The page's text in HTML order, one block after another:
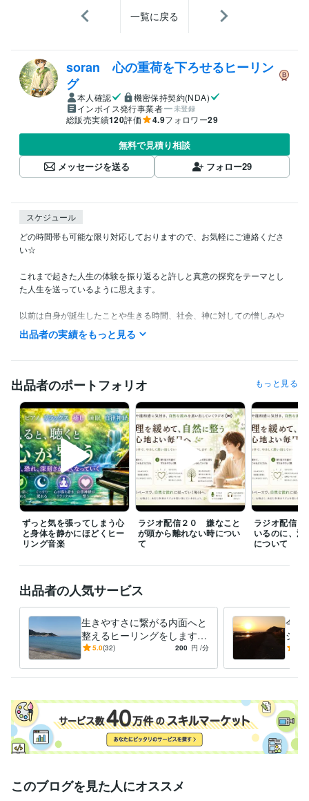
一覧に戻る
soran 心の重荷を下ろせるヒーリン
グ
本人確認
機密保持契約(NDA)
インボイス発行事業者
未登録
総販売実績120評価 4.9フォロワー29
無料で見積り相談
メッセージを送る
フォロー29
スケジュール
どの時間帯も可能な限り対応しておりますので、お気軽にご連絡くださ
い☆
これまで起きた人生の体験を振り返ると許しと真意の探究をテーマとし
た人生を送っているように思えます。
以前は自身が誕生したことや生きる時間、社会、神に対しての憎しみや
蟠りからの解放を求め続けて、現実を一新するために努力して行動して
いました。
をどうしても許すことができなくて、自殺を望んだり、自殺を試みた
り、殺されることを願ったり、死に至るような事件、災害に巻き込まれ
た命に対して羨ましいと思ったり、せめて別の存在に生まれ変わりたい
と思ったり。
そんな心境の中で長い間過ごしていた期間もありました。こんな苦しみ
の時間を過ごすために生まれてきたなんて絶対に許せないと感じていま
した。
ある時に気持ちが晴れる大きな癒しと許しを体感することになりました
が、そこから人生の体験、社会に対する憎しみや蟠りが解けていくよう
な許しと癒しに自然と関心が向かうようになりました。
対人恐怖症、鬱病、心の病、引きこもり、アダルトチルドレン、生き辛
さ、人間不信、友人無し、恋人無し、パートナシップへの苦手意識、自
リチュアル、エンカウンターグループなどの経験、話題は馴染み深いと
営業 / インサイドセールス・内勤営業 経験年数 : 2年
営業 / 営業支援・プリセールス 経験年数 : 2年
物流・購買 / ロジスティクス（物流）
ライフスタイル・その他 / カウンセラー・コーチ 経験年数 : 4年
受賞歴
ほらふきスピーチコンテスト 準優勝 講演会
レギュラーランク昇格
シルバーランク昇格 ゴールドランク昇格
資格・検定
普通自動車第一種運転免許 取得年 : 2008年
出品者の実績をもっと見る
出品者のポートフォリオ もっと見る
ずっと気を張ってしまう心
と身体を静かにほどくヒー
リング音楽
ラジオ配信２０ 嫌なこと
が頭から離れない時につい
て
ラジオ配信
いるのに、満
について
出品者の人気サービス
生きやすさに繋がる内面へと
整えるヒーリングをします
生き辛さの原因となる内側の
す
5.0(32) 200 円 /分
今の
ジ、
今、
方へ
このブログを見た人にオススメ